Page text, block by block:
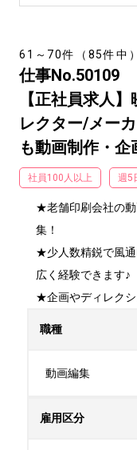
61～70件（85件中）
仕事No.50109
【正社員求人
レクター/メー
も動画制作・企
社員100人以上 週5
★老舗印刷会社の動
集！
★少人数精鋭で風
広く経験できます♪
★企画やディレクシ
職種
動画編集
雇用区分